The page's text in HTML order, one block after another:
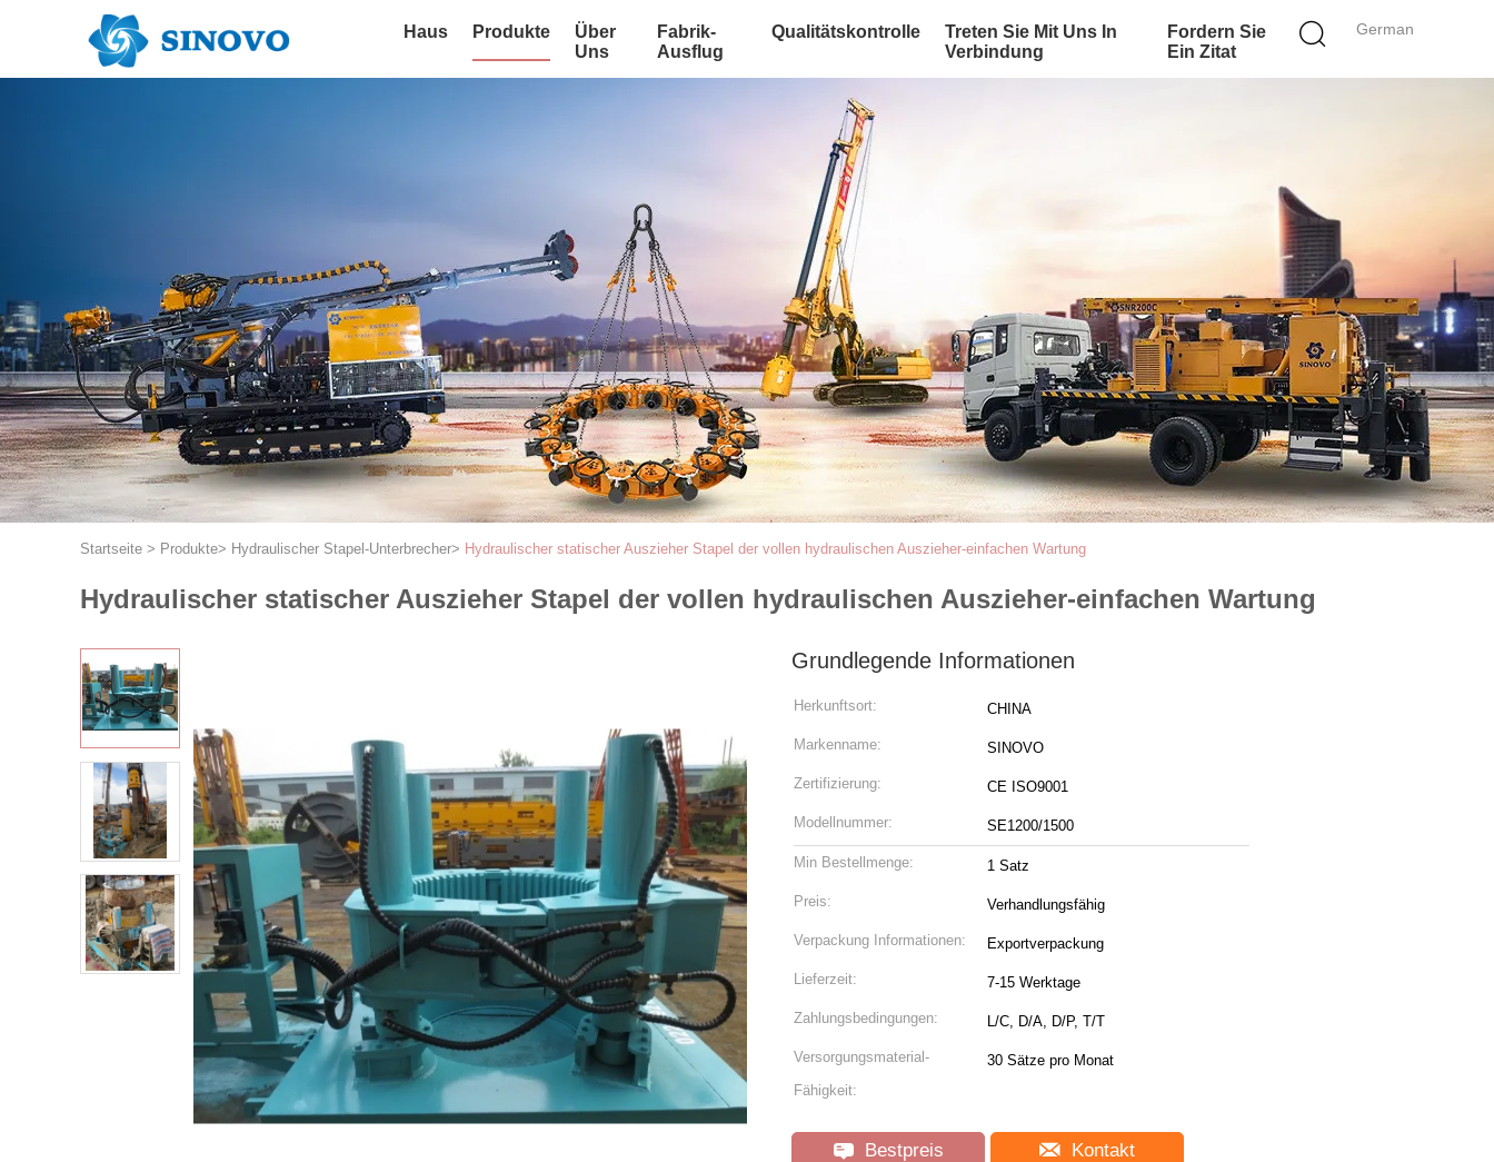
German
Haus Produkte
Über
Uns
Fabrik-
Ausflug
Qualitätskontrolle
Treten Sie Mit Uns In
Verbindung
Fordern Sie
Ein Zitat
Startseite > Produkte> Hydraulischer Stapel-Unterbrecher> Hydraulischer statischer Auszieher Stapel der vollen hydraulischen Auszieher-einfachen Wartung
Hydraulischer statischer Auszieher Stapel der vollen hydraulischen Auszieher-einfachen Wartung
Grundlegende Informationen
Herkunftsort: CHINA
Markenname: SINOVO
Zertifizierung: CE ISO9001
Modellnummer: SE1200/1500
Min Bestellmenge: 1 Satz
Preis: Verhandlungsfähig
Verpackung Informationen: Exportverpackung
Lieferzeit: 7-15 Werktage
Zahlungsbedingungen: L/C, D/A, D/P, T/T
Versorgungsmaterial-
Fähigkeit:
30 Sätze pro Monat
Bestpreis Kontakt